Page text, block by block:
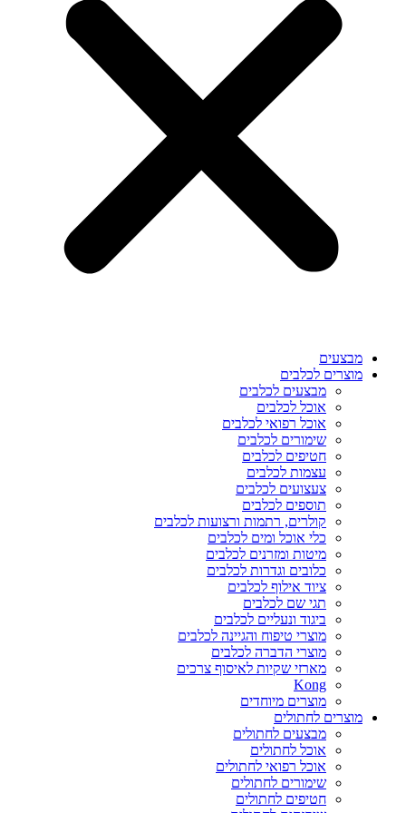
מבצעים
מוצרים לכלבים
מבצעים לכלבים
אוכל לכלבים
אוכל רפואי לכלבים
שימורים לכלבים
חטיפים לכלבים
עצמות לכלבים
צעצועים לכלבים
תוספים לכלבים
קולרים, רתמות ורצועות לכלבים
כלי אוכל ומים לכלבים
מיטות ומזרנים לכלבים
כלובים וגדרות לכלבים
ציוד אילוף לכלבים
תגי שם לכלבים
ביגוד ונעליים לכלבים
מוצרי טיפוח והגיינה לכלבים
מוצרי הדברה לכלבים
מארזי שקיות לאיסוף צרכים
Kong
מוצרים מיוחדים
מוצרים לחתולים
מבצעים לחתולים
אוכל לחתולים
אוכל רפואי לחתולים
שימורים לחתולים
חטיפים לחתולים